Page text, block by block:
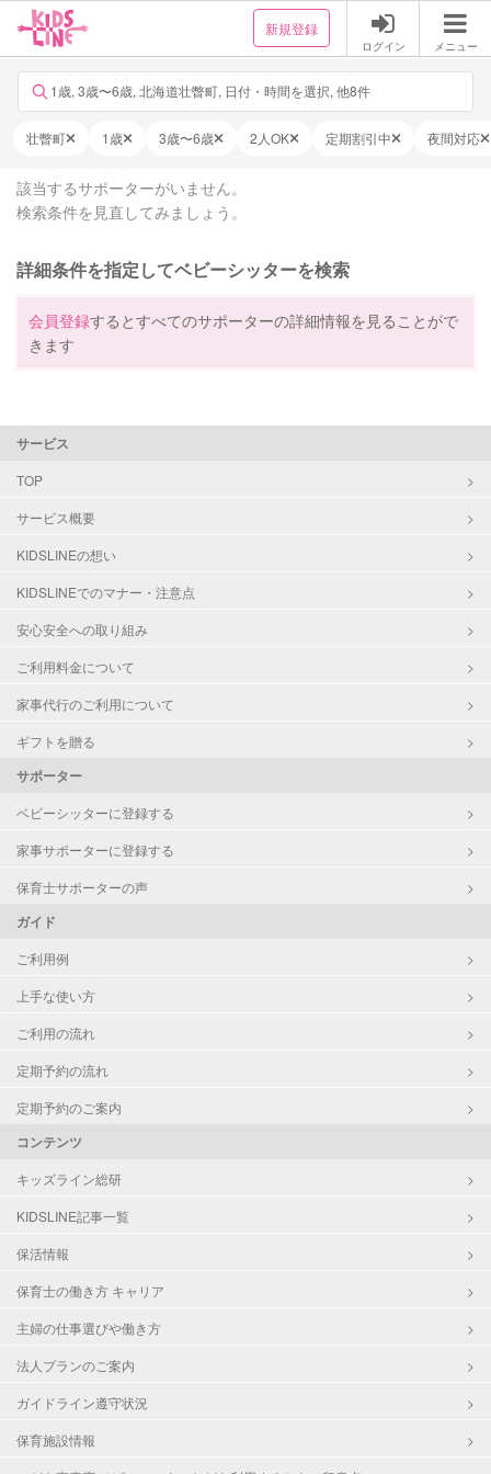
新規登録
ログイン メニュー
1歳, 3歳〜6歳, 北海道壮瞥町, 日付・時間を選択, 他8件
壮瞥町 1歳 3歳〜6歳 2人OK 定期割引中 夜間対応
該当するサポーターがいません。
検索条件を見直してみましょう。
詳細条件を指定してベビーシッターを検索
会員登録するとすべてのサポーターの詳細情報を見ることがで
きます
サービス
TOP
サービス概要
KIDSLINEの想い
KIDSLINEでのマナー・注意点
安心安全への取り組み
ご利用料金について
家事代行のご利用について
ギフトを贈る
サポーター
ベビーシッターに登録する
家事サポーターに登録する
保育士サポーターの声
ガイド
ご利用例
上手な使い方
ご利用の流れ
定期予約の流れ
定期予約のご案内
コンテンツ
キッズライン総研
KIDSLINE記事一覧
保活情報
保育士の働き方 キャリア
主婦の仕事選びや働き方
法人プランのご案内
ガイドライン遵守状況
保育施設情報